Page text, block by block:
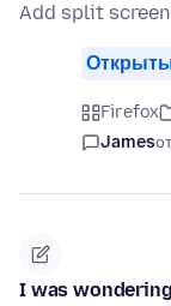
Add split
Firefox
James
I was